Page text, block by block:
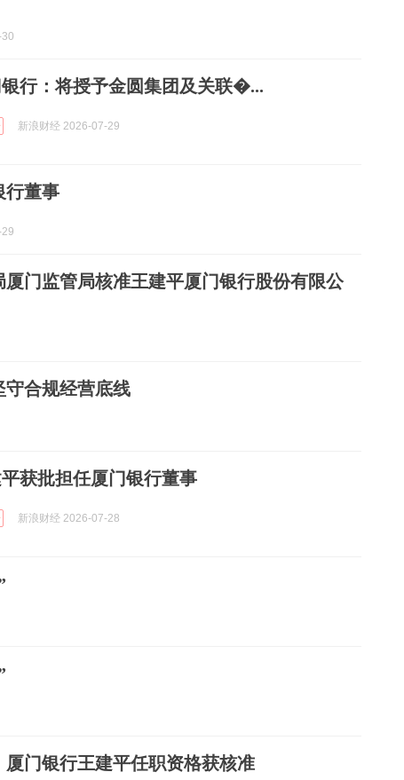
银行：将授予金圆集团及关联�...
新浪财经 2026-07-29
行董事
厦门监管局核准王建平厦门银行股份有限公
守合规经营底线
获批担任厦门银行董事
新浪财经 2026-07-28
门银行王建平任职资格获核准